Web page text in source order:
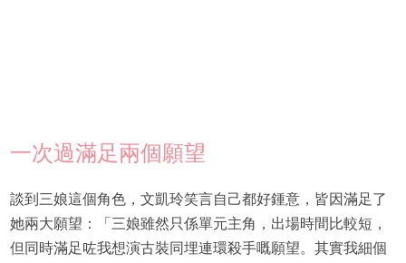
一次過滿足兩個願望
談到三娘這個角色，文凱玲笑言自己都好鍾意，皆因滿足了
她兩大願望：「三娘雖然只係單元主角，出場時間比較短，
但同時滿足咗我想演古裝同埋連環殺手嘅願望。其實我細個